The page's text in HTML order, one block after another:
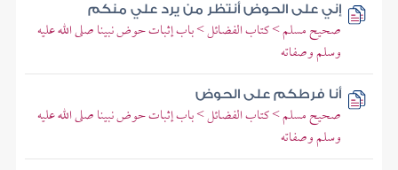
إني على الحوض أنتظر من يرد علي منكم
صحيح مسلم > كتاب الفضائل > باب إثبات حوض نبينا صلى الله عليه
وسلم وصفاته
أنا فرطكم على الحوض
صحيح مسلم > كتاب الفضائل > باب إثبات حوض نبينا صلى الله عليه
وسلم وصفاته